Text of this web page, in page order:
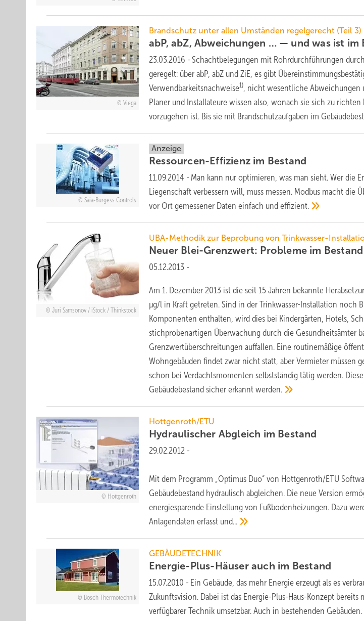
Viega
Brandschutz unter allen Umständen regelgerecht (Teil 3)
abP, abZ, Abweichungen … — und was ist im
23.03.2016 - Schachtbelegungen mit Rohrdurchführungen
geregelt: über abP, abZ und ZiE, es gibt
Verwendbarkeitsnachweise1) , nicht wesentliche Abweichungen
Planer und Installateure wissen also, wonach sie sich zu
vorzugehen ist. Bis sie mit Brandschutzaufgaben im
Saia-Burgess Controls
Anzeige
Ressourcen-Effizienz im Bestand
11.09.2014 - Man kann nur optimieren, was man sieht. Wer die
Liegenschaft verbessern will, muss messen. Modbus macht die
vor Ort gemessener Daten einfach undeffizient.
Juri Samsonov / iStock / Thinkstock
UBA-Methodik zur Beprobung von Trinkwasser-
Neuer Blei-Grenzwert: Probleme im
05.12.2013 -
Am 1. Dezember 2013 ist die seit 15 Jahren bekannte
µg/l in Kraft getreten. Sind in der Trinkwasser-Installation noch
Komponenten enthalten, wird dies bei ­Kindergärten, Hotels,
stichprobenartigen Überwachung durch die Gesundheitsämter
Grenzwertüberschreitungen auffallen. Eine routinemäßige
Wohngebäuden findet zwar nicht statt, aber Vermieter müssen
schon bei Verdachtsmomenten selbstständig tätig werden.
Gebäudebestand sicher erkannt werden.
Hottgenroth
Hottgenroth/ETU
Hydraulischer Abgleich im Bestand
29.02.2012 -
Mit dem Programm „Optimus Duo“ von Hottgenroth/ETU
Gebäudebestand hydraulisch abgleichen. Die neue Version
energiesparende Einstellung von Fußbodenheizungen. Dazu
Anlagendaten erfasst und...
Bosch Thermotechnik
GEBÄUDETECHNIK
Energie-Plus-Häuser auch im Bestand
15.07.2010 - Ein Gebäude, das mehr Energie erzeugt als es
Zukunftsvision. Dabei ist das Energie-Plus-Haus-Konzept bereits
verfügbarer Technik umsetzbar. Auch in bestehendenGebäuden.